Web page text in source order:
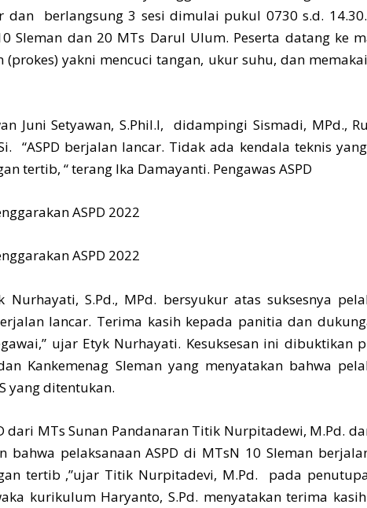
berlangsung 3 sesi dimulai pukul 0730 s.d. 14.30.
Sleman dan 20 MTs Darul Ulum. Peserta datang ke
yakni mencuci tangan, ukur suhu, dan
Juni Setyawan, S.Phil.I, didampingi Sismadi, MPd.,
“ASPD berjalan lancar. Tidak ada kendala teknis
tertib, “ terang Ika Damayanti. Pengawas ASPD
Nurhayati, S.Pd., MPd. bersyukur atas suksesnya
lancar. Terima kasih kepada panitia dan
ujar Etyk Nurhayati. Kesuksesan ini dibuktikan
Kankemenag Sleman yang menyatakan bahwa
yang ditentukan.
dari MTs Sunan Pandanaran Titik Nurpitadewi, M.Pd.
bahwa pelaksanaan ASPD di MTsN 10 Sleman
tertib ,”ujar Titik Nurpitadevi, M.Pd. pada
kurikulum Haryanto, S.Pd. menyatakan terima